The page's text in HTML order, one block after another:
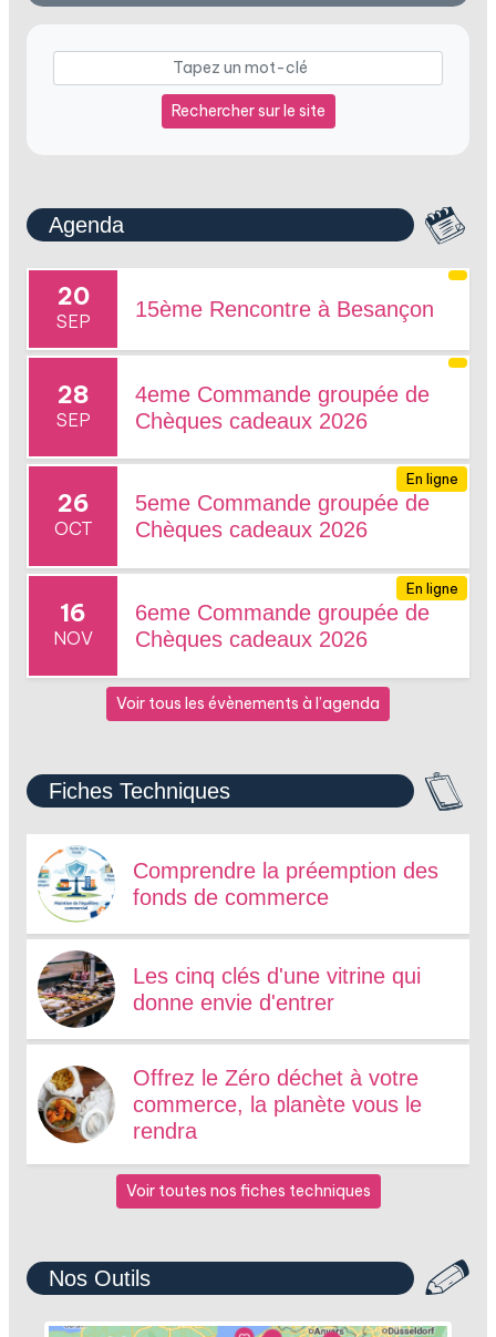
Rechercher sur le site
Agenda
20
SEP 15ème Rencontre à Besançon
28
SEP
4eme Commande groupée de
Chèques cadeaux 2026
26
OCT
5eme Commande groupée de
Chèques cadeaux 2026
En ligne
16
NOV
6eme Commande groupée de
Chèques cadeaux 2026
En ligne
Voir tous les évènements à l’agenda
Fiches Techniques
Comprendre la préemption des
fonds de commerce
Les cinq clés d'une vitrine qui
donne envie d'entrer
Offrez le Zéro déchet à votre
commerce, la planète vous le
rendra
Voir toutes nos fiches techniques
Nos Outils